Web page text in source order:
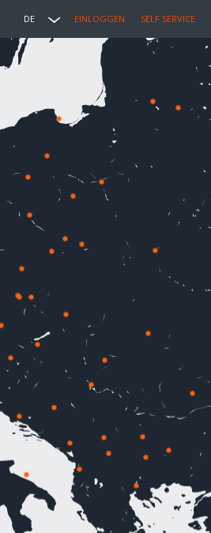
DE EINLOGGEN SELF SERVICE